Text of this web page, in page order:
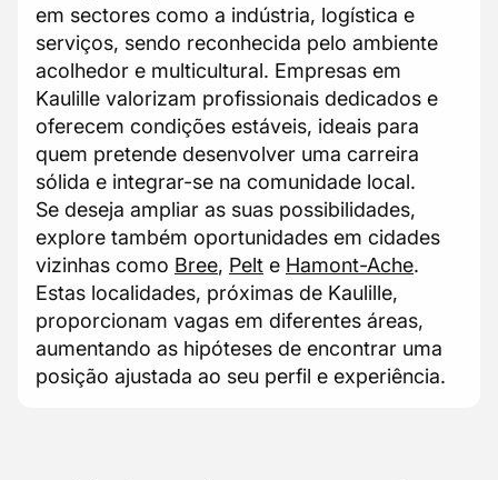
em sectores como a indústria, logística e
serviços, sendo reconhecida pelo ambiente
acolhedor e multicultural. Empresas em
Kaulille valorizam profissionais dedicados e
oferecem condições estáveis, ideais para
quem pretende desenvolver uma carreira
sólida e integrar-se na comunidade local.
Se deseja ampliar as suas possibilidades,
explore também oportunidades em cidades
vizinhas como Bree, Pelt e Hamont-Ache.
Estas localidades, próximas de Kaulille,
proporcionam vagas em diferentes áreas,
aumentando as hipóteses de encontrar uma
posição ajustada ao seu perfil e experiência.